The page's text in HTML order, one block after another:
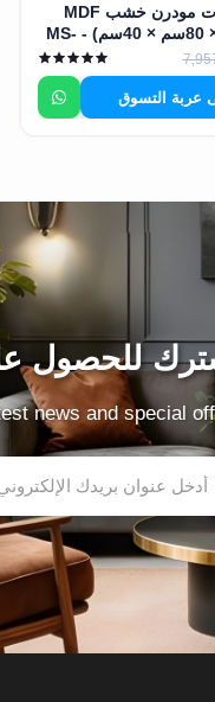
مكتبة تنظيم ملفات مودرن خشب MDF
وزجاج (180سم × 80سم × 40سم) - MS-
عربة التسوق
للحصول
news and special